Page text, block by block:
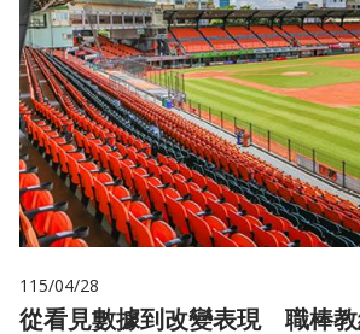
115/04/28
從看見數據到改變表現 職棒